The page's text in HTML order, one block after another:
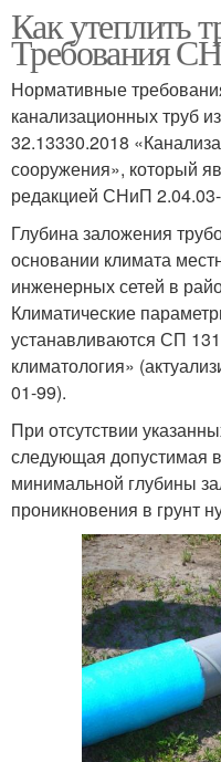
Как утеплить
Требования
Нормативные
канализационных труб
32.13330.2018
сооружения», который
редакцией СНиП
Глубина заложения
основании климата
инженерных сетей в
Климатические
устанавливаются СП
климатология»
01-99).
При отсутствии
следующая допустимая
минимальной глубины
проникновения в грунт